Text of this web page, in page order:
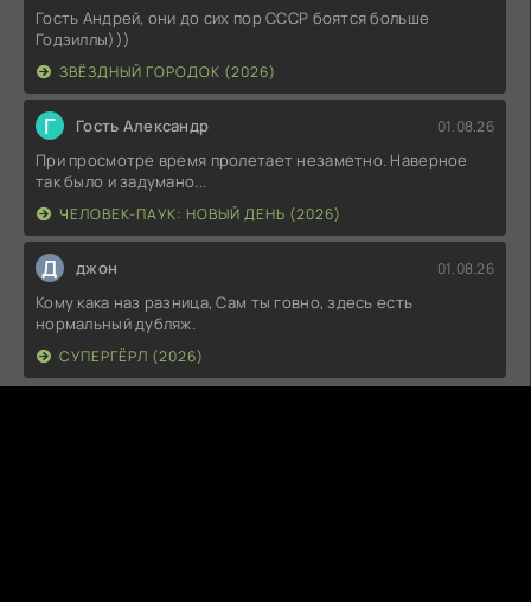
Гость Андрей, они до сих пор СССР боятся больше
Годзиллы)))
ЗВЁЗДНЫЙ ГОРОДОК (2026)
Г Гость Александр 01.08.26
При просмотре время пролетает незаметно. Наверное
так было и задумано...
ЧЕЛОВЕК-ПАУК: НОВЫЙ ДЕНЬ (2026)
Д джон 01.08.26
Кому кака наз разница, Сам ты говно, здесь есть
нормальный дубляж.
СУПЕРГЁРЛ (2026)